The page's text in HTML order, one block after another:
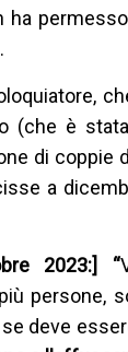
ha
(che è
di
a
2023:] “
persone,
deve